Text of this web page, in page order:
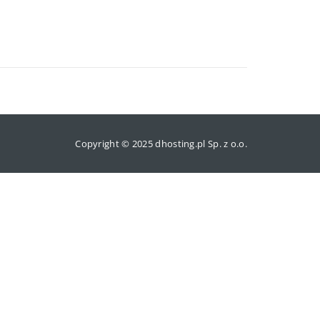
Copyright © 2025 dhosting.pl Sp. z o.o.